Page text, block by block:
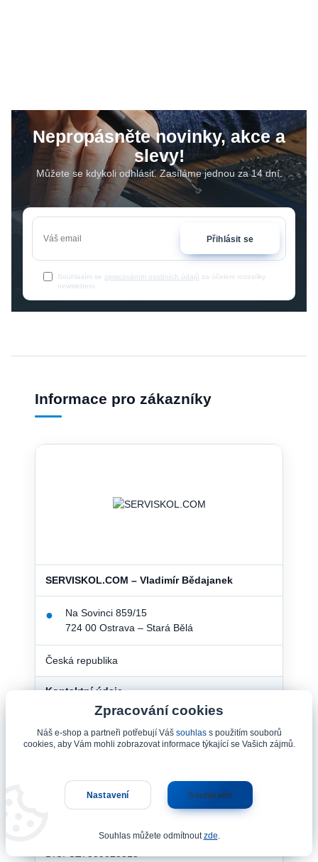
Nepropásněte novinky, akce a
slevy!
Můžete se kdykoli odhlásit. Zasíláme jednou za 14 dní.
Přihlásit se
Souhlasím se zpracováním osobních údajů za účelem rozesílky
newsletteru.
Informace pro zákazníky
SERVISKOL.COM – Vladimír Bědajanek
●
Na Sovinci 859/15
724 00 Ostrava – Stará Bělá
Česká republika
Kontaktní údaje
Fakturační údaje
Zpracování cookies
Náš e-shop a partneři potřebují Váš souhlass použitím souborů
cookies, aby Vám mohli zobrazovat informace týkající se Vašich zájmů.
Nastavení Souhlasím
Souhlas můžete odmítnoutzde